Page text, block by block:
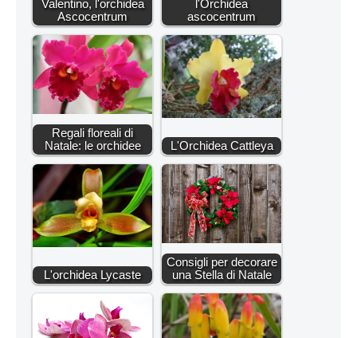
Valentino, l'orchidea
Ascocentrum
l'Orchidea
ascocentrum
Regali floreali di
Natale: le orchidee
L'Orchidea Cattleya
L'orchidea Lycaste
Consigli per decorare
una Stella di Natale